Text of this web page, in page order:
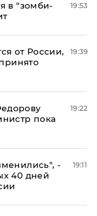
в "зомби-
19:53
от России,
19:39
пока
19:22
-
40 дней
19:11